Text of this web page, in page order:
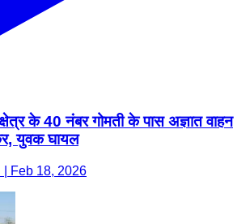
के 40 नंबर गोमती के पास अज्ञात वाहन
युवक घायल
| Feb 18, 2026